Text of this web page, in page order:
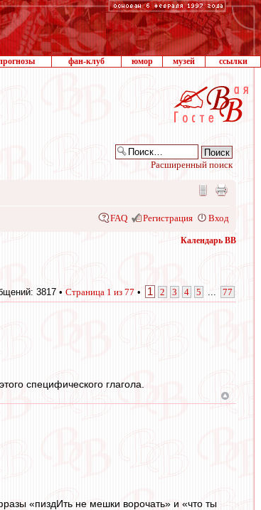
фан-клуб юмор музей ссылки
Расширенный поиск
FAQ Регистрация Вход
Календарь ВВ
3817 • Страница 1 из 77 • 1 2 3 4 5 77
специфического глагола.
«пиздИть не мешки ворочать» и «что ты